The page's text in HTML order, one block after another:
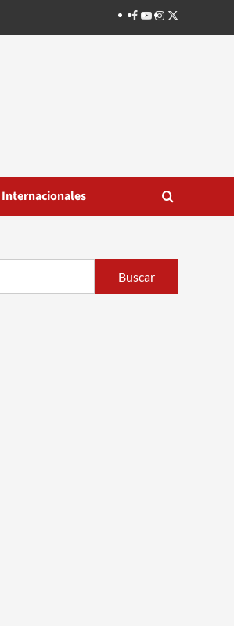
Facebook
Youtube
Instagram
Twitter
Internacionales